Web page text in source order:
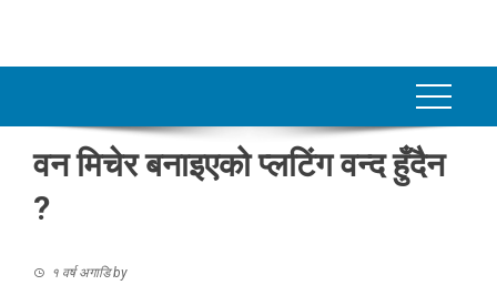
वन मिचेर बनाइएको प्लटिंग वन्द हुँदैन
?
१ वर्ष अगाडिby